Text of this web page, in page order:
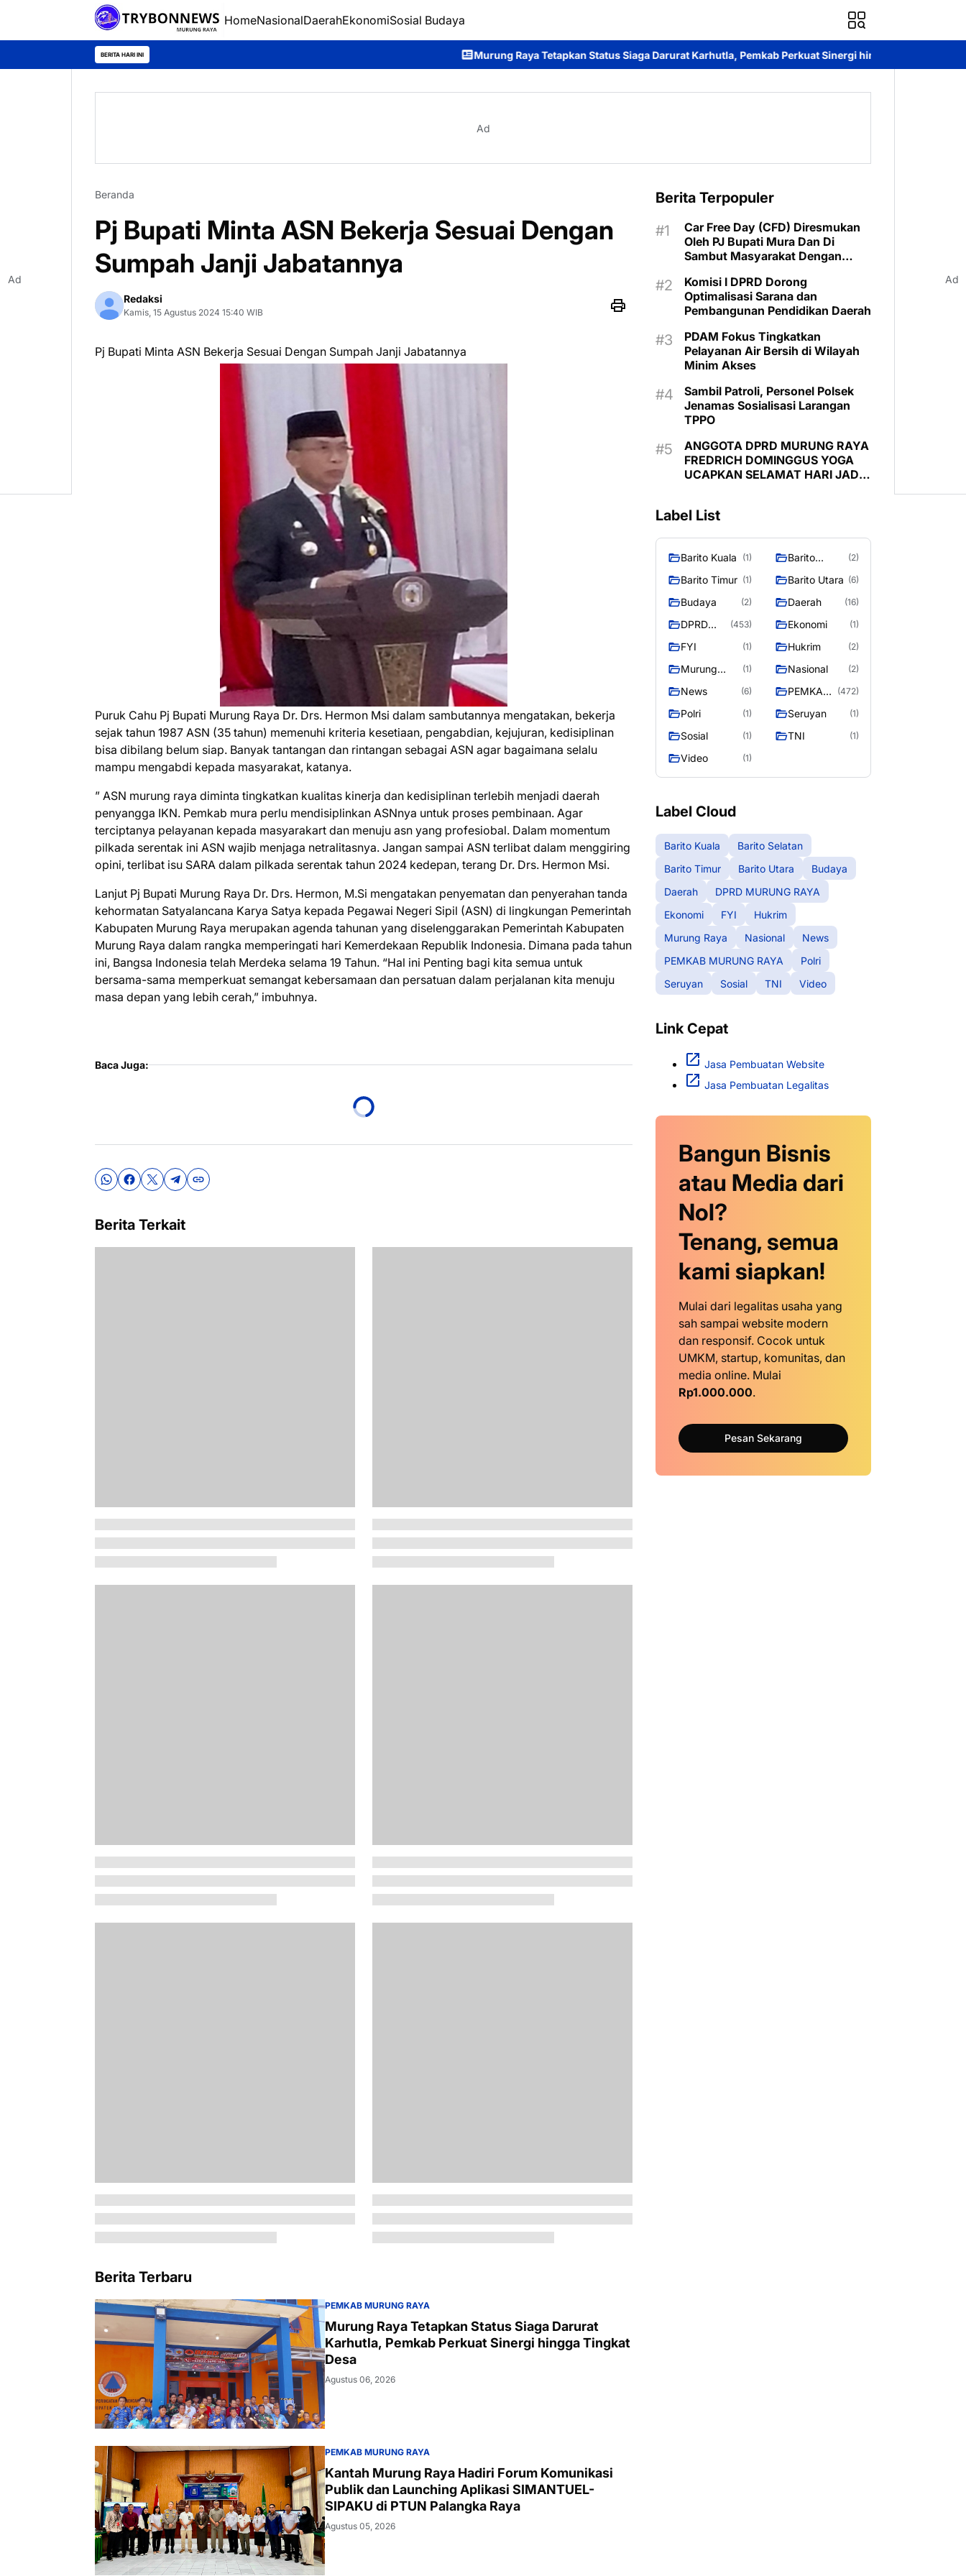
HomeNasionalDaerahEkonomiSosial Budaya
BERITA HARI INI Murung Raya Tetapkan Status Siaga Darurat Karhutla, Pemkab Perkuat Sinergi hingga Tingkat Desa Kantah Murung
Ad
Beranda
Pj Bupati Minta ASN Bekerja Sesuai Dengan
Sumpah Janji Jabatannya
Redaksi
Kamis, 15 Agustus 2024 15:40 WIB
Pj Bupati Minta ASN Bekerja Sesuai Dengan Sumpah Janji Jabatannya
Puruk Cahu Pj Bupati Murung Raya Dr. Drs. Hermon Msi dalam sambutannya mengatakan, bekerja
sejak tahun 1987 ASN (35 tahun) memenuhi kriteria kesetiaan, pengabdian, kejujuran, kedisiplinan
bisa dibilang belum siap. Banyak tantangan dan rintangan sebagai ASN agar bagaimana selalu
mampu mengabdi kepada masyarakat, katanya.
” ASN murung raya diminta tingkatkan kualitas kinerja dan kedisiplinan terlebih menjadi daerah
penyangga IKN. Pemkab mura perlu mendisiplinkan ASNnya untuk proses pembinaan. Agar
terciptanya pelayanan kepada masyarakart dan menuju asn yang profesiobal. Dalam momentum
pilkada serentak ini ASN wajib menjaga netralitasnya. Jangan sampai ASN terlibat dalam menggiring
opini, terlibat isu SARA dalam pilkada serentak tahun 2024 kedepan, terang Dr. Drs. Hermon Msi.
Lanjut Pj Bupati Murung Raya Dr. Drs. Hermon, M.Si mengatakan penyematan dan penyerahan tanda
kehormatan Satyalancana Karya Satya kepada Pegawai Negeri Sipil (ASN) di lingkungan Pemerintah
Kabupaten Murung Raya merupakan agenda tahunan yang diselenggarakan Pemerintah Kabupaten
Murung Raya dalam rangka memperingati hari Kemerdekaan Republik Indonesia. Dimana pada tahun
ini, Bangsa Indonesia telah Merdeka selama 19 Tahun. “Hal ini Penting bagi kita semua untuk
bersama-sama memperkuat semangat kebersamaan dan persatuan dalam perjalanan kita menuju
masa depan yang lebih cerah,” imbuhnya.
Baca Juga:
Berita Terkait
Berita Terbaru
PEMKAB MURUNG RAYA
Murung Raya Tetapkan Status Siaga Darurat
Karhutla, Pemkab Perkuat Sinergi hingga Tingkat
Desa
Agustus 06, 2026
PEMKAB MURUNG RAYA
Kantah Murung Raya Hadiri Forum Komunikasi
Publik dan Launching Aplikasi SIMANTUEL-
SIPAKU di PTUN Palangka Raya
Agustus 05, 2026
Berita Terpopuler
Car Free Day (CFD) Diresmukan
Oleh PJ Bupati Mura Dan Di
Sambut Masyarakat Dengan
Komisi I DPRD Dorong
Optimalisasi Sarana dan
Pembangunan Pendidikan Daerah
PDAM Fokus Tingkatkan
Pelayanan Air Bersih di Wilayah
Minim Akses
Sambil Patroli, Personel Polsek
Jenamas Sosialisasi Larangan
TPPO
ANGGOTA DPRD MURUNG RAYA
FREDRICH DOMINGGUS YOGA
UCAPKAN SELAMAT HARI JADI
Label List
Barito Kuala (1)
Barito
(2)
Barito Timur (1) Barito Utara (6)
Budaya (2) Daerah (16)
DPRD
RAYA
(453) Ekonomi (1)
FYI (1) Hukrim (2)
Murung
(1) Nasional (2)
News (6)
PEMKAB
RAYA
(472)
Polri (1) Seruyan (1)
Sosial (1) TNI (1)
Video (1)
Label Cloud
Barito Kuala
Barito Selatan
Barito Timur
Barito Utara
Budaya
Daerah
DPRD MURUNG RAYA
Ekonomi
FYI
Hukrim
Murung Raya
Nasional
News
PEMKAB MURUNG RAYA
Polri
Seruyan
Sosial TNI Video
Link Cepat
Jasa Pembuatan Website
Jasa Pembuatan Legalitas
Bangun Bisnis
atau Media dari
Nol?
Tenang, semua
kami siapkan!
Mulai dari legalitas usaha yang
sah sampai website modern
dan responsif. Cocok untuk
UMKM, startup, komunitas, dan
media online. Mulai
Rp1.000.000.
Pesan Sekarang
Ad Ad